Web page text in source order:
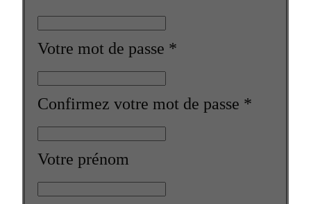
Votre mot de passe *
Confirmez votre mot de passe *
Votre prénom